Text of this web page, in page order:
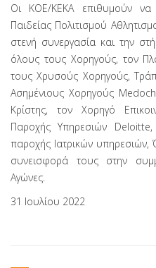
Οι ΚΟΕ/ΚΕΚΑ επιθυμούν να
Παιδείας Πολιτισμού
στενή συνεργασία και την
όλους τους Χορηγούς, τον
τους Χρυσούς Χορηγούς,
Ασημένιους Χορηγούς
Κρίστης, τον Χορηγό
Παροχής Υπηρεσιών
παροχής Ιατρικών υπηρεσιών,
συνεισφορά τους στην
Αγώνες.
31 Ιουλίου 2022